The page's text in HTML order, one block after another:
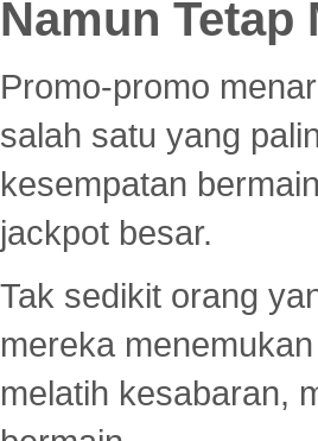
Namun Tetap
Promo-promo
salah satu yang
kesempatan
jackpot besar.
Tak sedikit orang
mereka
melatih kesabaran,